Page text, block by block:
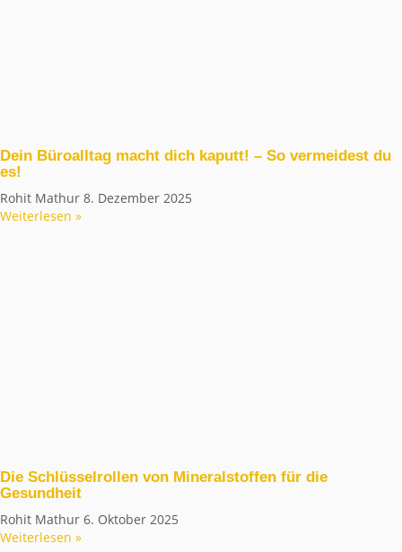
Dein Büroalltag macht dich kaputt! – So vermeidest du
es!
Rohit Mathur 8. Dezember 2025
Weiterlesen »
Die Schlüsselrollen von Mineralstoffen für die
Gesundheit
Rohit Mathur 6. Oktober 2025
Weiterlesen »